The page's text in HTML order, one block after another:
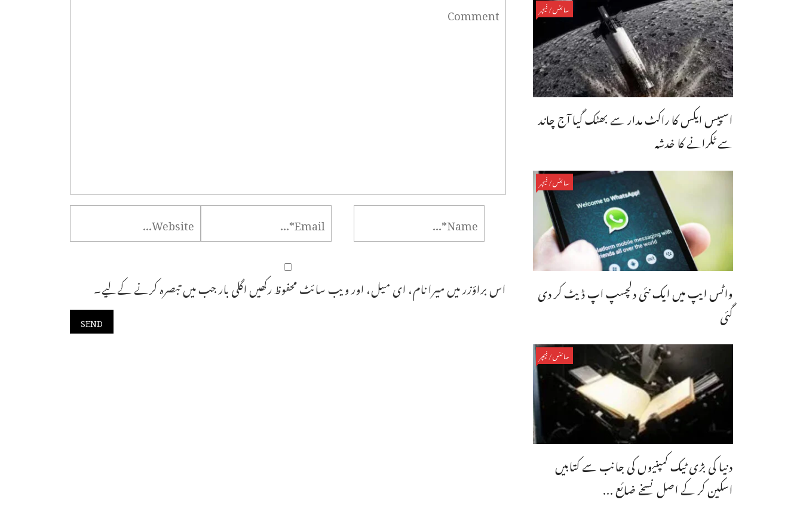
اس براؤزر میں میرا نام، ای میل، اور ویب سائٹ محفوظ رکھیں اگلی بار جب میں تبصرہ کرنے کےلیے۔
سائنس/فیچر
اسپیس ایکس کا راکٹ مدار سے بھٹک گیا آج چاند
سے ٹکرانے کا خدشہ
سائنس/فیچر
واٹس ایپ میں ایک نئی دلچسپ اپ ڈیٹ کر دی
گئی
سائنس/فیچر
دنیا کی بڑی ٹیک کمپنیوں کی جانب سے کتابیں
اسکین کر کے اصل نسخے ضائع ...